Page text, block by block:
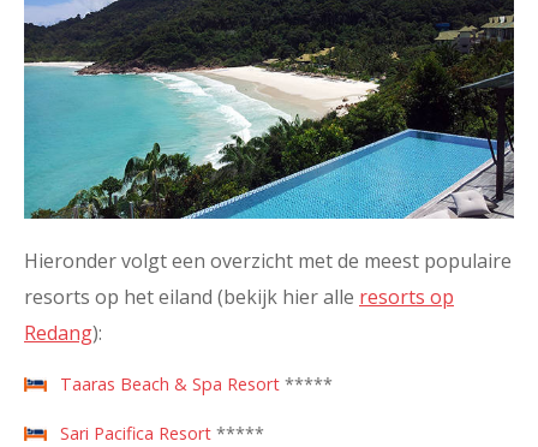
Hieronder volgt een overzicht met de meest populaire
resorts op het eiland (bekijk hier alle resorts op
Redang):
Taaras Beach & Spa Resort *****
Sari Pacifica Resort *****